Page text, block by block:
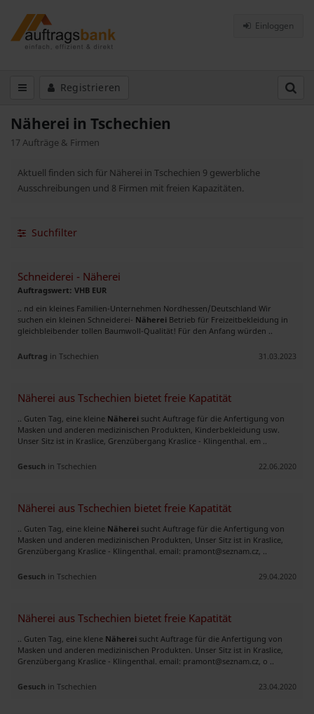
Einloggen
Registrieren
Näherei in Tschechien
17 Aufträge & Firmen
Aktuell finden sich für Näherei in Tschechien 9 gewerbliche
Ausschreibungen und 8 Firmen mit freien Kapazitäten.
Suchfilter
Schneiderei - Näherei
Auftragswert: VHB EUR
.. nd ein kleines Familien-Unternehmen Nordhessen/Deutschland Wir
suchen ein kleinen Schneiderei- Näherei Betrieb für Freizeitbekleidung in
gleichbleibender tollen Baumwoll-Qualität! Für den Anfang würden ..
Auftrag in Tschechien 31.03.2023
Näherei aus Tschechien bietet freie Kapatität
.. Guten Tag, eine kleine Näherei sucht Auftrage für die Anfertigung von
Masken und anderen medizinischen Produkten, Kinderbekleidung usw.
Unser Sitz ist in Kraslice, Grenzübergang Kraslice - Klingenthal. em ..
Gesuch in Tschechien 22.06.2020
Näherei aus Tschechien bietet freie Kapatität
.. Guten Tag, eine kleine Näherei sucht Auftrage für die Anfertigung von
Masken und anderen medizinischen Produkten, Unser Sitz ist in Kraslice,
Grenzübergang Kraslice - Klingenthal. email: pramont@seznam.cz
Gesuch in Tschechien 29.04.2020
Näherei aus Tschechien bietet freie Kapatität
.. Guten Tag, eine klene Näherei sucht Auftrage für die Anfertigung von
Masken und anderen medizinischen Produkten. Unser Sitz ist in Kraslice,
Grenzübergang Kraslice - Klingenthal. email: pramont@seznam.cz , o ..
Gesuch in Tschechien 23.04.2020